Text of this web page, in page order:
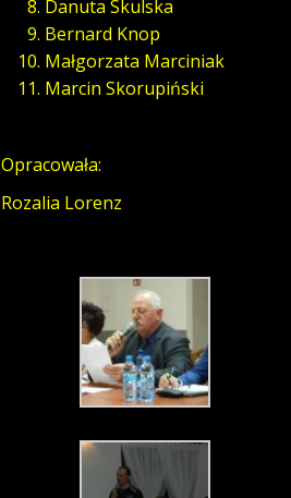
Danuta Skulska
Bernard Knop
Małgorzata Marciniak
Marcin Skorupiński
Opracowała:
Rozalia Lorenz